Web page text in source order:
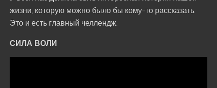
жизни, которую можно было бы кому-то рассказать.
Это и есть главный челлендж.
СИЛА ВОЛИ